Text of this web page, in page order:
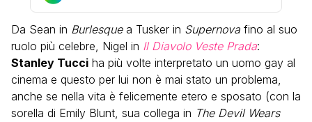
Da Sean in Burlesquea Tusker in Supernova fino al suo
ruolo più celebre, Nigel in Il Diavolo Veste Prada:
Stanley Tucci ha più volte interpretato un uomo gay al
cinema e questo per lui non è mai stato un problema,
anche se nella vita è felicemente etero e sposato (con la
sorella di Emily Blunt, sua collega in The Devil Wears